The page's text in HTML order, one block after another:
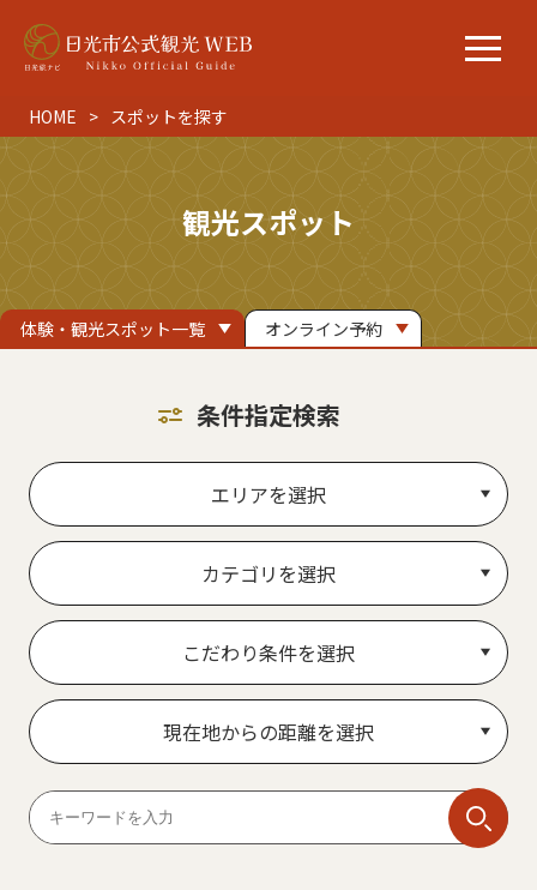
HOME スポットを探す
観光スポット
体験・観光スポット一覧 オンライン予約
条件指定検索
エリアを選択
カテゴリを選択
こだわり条件を選択
現在地からの距離を選択